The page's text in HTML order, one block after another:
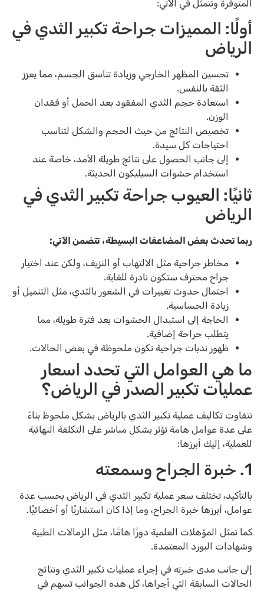
المتوفرة وتتمثل في الآتي:
أولًا: المميزات جراحة تكبير الثدي في
الرياض
تحسين المظهر الخارجي وزيادة تناسق الجسم، مما يعزز
الثقة بالنفس.
استعادة حجم الثدي المفقود بعد الحمل أو فقدان
الوزن.
تخصيص النتائج من حيث الحجم والشكل لتناسب
احتياجات كل سيدة.
إلى جانب الحصول على نتائج طويلة الأمد، خاصةً عند
استخدام حشوات السيليكون الحديثة.
ثانيًا: العيوب جراحة تكبير الثدي في
الرياض
ربما تحدث بعض المضاعفات البسيطة، تتضمن الآتي:
مخاطر جراحية مثل الالتهاب أو النزيف، ولكن عند اختيار
جراح محترف ستكون نادرة للغاية.
احتمال حدوث تغييرات في الشعور بالثدي، مثل التنميل أو
زيادة الحساسية.
الحاجة إلى استبدال الحشوات بعد فترة طويلة، مما
يتطلب جراحة إضافية.
ظهور ندبات جراحية تكون ملحوظة في بعض الحالات.
ما هي العوامل التي تحدد اسعار
عمليات تكبير الصدر في الرياض؟
تتفاوت تكاليف عملية تكبير الثدي بالرياض بشكل ملحوظ بناءً
على عدة عوامل هامة تؤثر بشكل مباشر على التكلفة النهائية
للعملية، إليك أبرزها:
1. خبرة الجراح وسمعته
بالتأكيد، تختلف سعر عملية تكبير الثدي في الرياض بحسب عدة
عوامل، أبرزها خبرة الجراح، وما إذا كان استشاريًا أو أخصائيًا.
كما تمثل المؤهلات العلمية دورًا هامًا، مثل الزمالات الطبية
وشهادات البورد المعتمدة.
إلى جانب مدى خبرته في إجراء عمليات تكبير الثدي ونتائج
الحالات السابقة التي أجراها، كل هذه الجوانب تسهم في